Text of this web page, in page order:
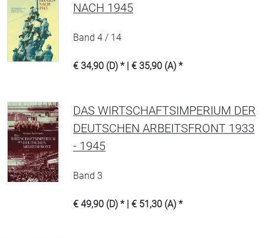
NACH 1945
Band 4 / 14
€ 34,90 (D) * | € 35,90 (A) *
DAS WIRTSCHAFTSIMPERIUM DER
DEUTSCHEN ARBEITSFRONT 1933
- 1945
Band 3
€ 49,90 (D) * | € 51,30 (A) *